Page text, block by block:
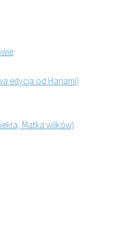
edycja od Hanami)
Matka wilków)